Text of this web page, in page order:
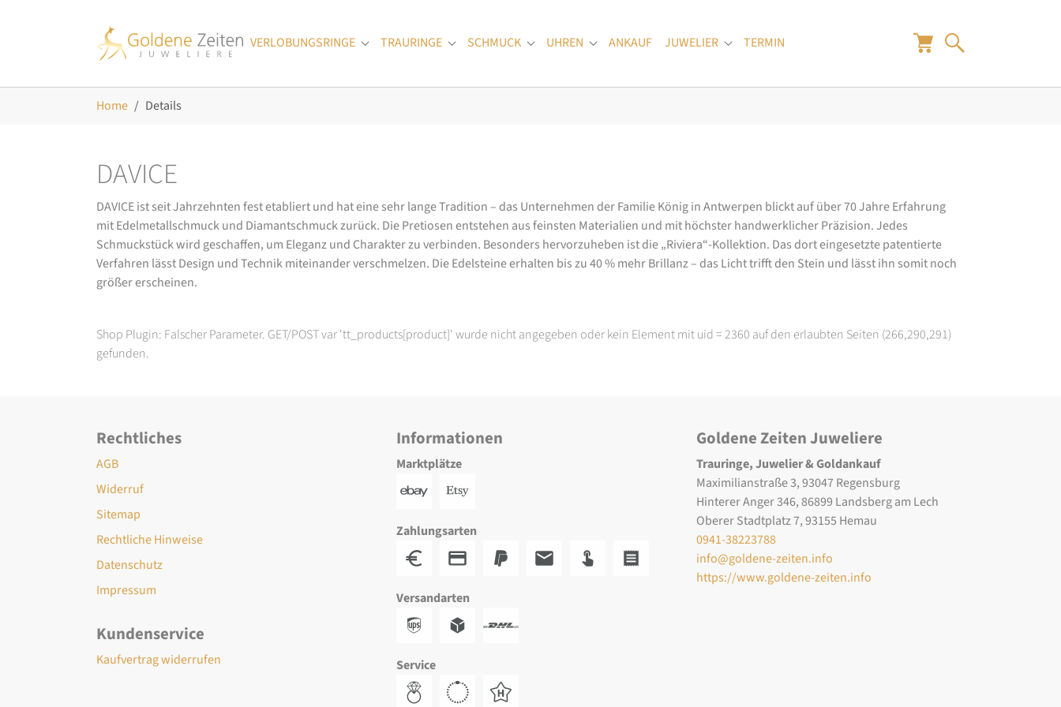
VERLOBUNGSRINGE
Submenu for "Verlobungsringe"
TRAURINGE Submenu for "Trauringe"
SCHMUCK Submenu for "Schmuck"
UHREN Submenu for "Uhren"
ANKAUF JUWELIER Submenu for "Juwelier"
TERMIN
Home Details
DAVICE
DAVICE ist seit Jahrzehnten fest etabliert und hat eine sehr lange Tradition – das Unternehmen der Familie König in Antwerpen blickt auf über 70 Jahre Erfahrung
mit Edelmetallschmuck und Diamantschmuck zurück. Die Pretiosen entstehen aus feinsten Materialien und mit höchster handwerklicher Präzision. Jedes
Schmuckstück wird geschaffen, um Eleganz und Charakter zu verbinden. Besonders hervorzuheben ist die „Riviera“-Kollektion. Das dort eingesetzte patentierte
Verfahren lässt Design und Technik miteinander verschmelzen. Die Edelsteine erhalten bis zu 40 % mehr Brillanz – das Licht trifft den Stein und lässt ihn somit noch
größer erscheinen.
Shop Plugin: Falscher Parameter. GET/POST var 'tt_products[product]' wurde nicht angegeben oder kein Element mit uid = 2360 auf den erlaubten Seiten (266,290,291)
gefunden.
Rechtliches
AGB
Widerruf
Sitemap
Rechtliche Hinweise
Datenschutz
Impressum
Kundenservice
Kaufvertrag widerrufen
Informationen
Marktplätze
Zahlungsarten
Versandarten
Service
Goldene Zeiten Juweliere
Trauringe, Juwelier & Goldankauf
Maximilianstraße 3, 93047 Regensburg
Hinterer Anger 346, 86899 Landsberg am Lech
Oberer Stadtplatz 7, 93155 Hemau
0941-38223788
info@goldene-zeiten.info
https://www.goldene-zeiten.info